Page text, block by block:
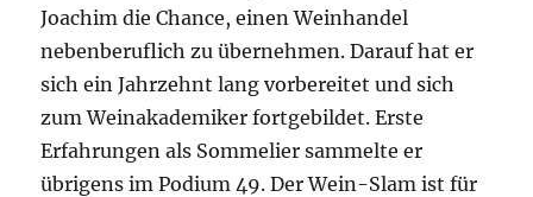
Joachim die Chance, einen Weinhandel
nebenberuflich zu übernehmen. Darauf hat er
sich ein Jahrzehnt lang vorbereitet und sich
zum Weinakademiker fortgebildet. Erste
Erfahrungen als Sommelier sammelte er
übrigens im Podium 49. Der Wein-Slam ist für